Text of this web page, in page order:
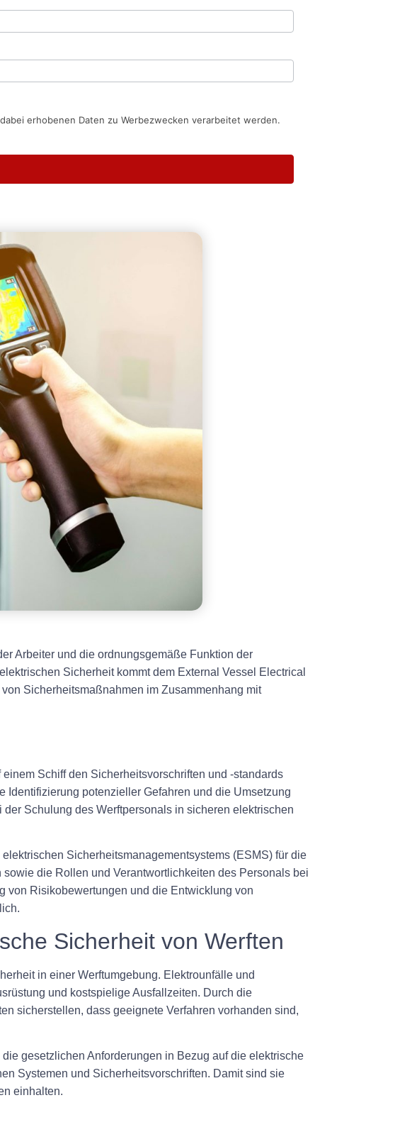
erhobenen Daten zu Werbezwecken verarbeitet werden.
Arbeiter und die ordnungsgemäße Funktion der
Sicherheit kommt dem External Vessel Electrical
Sicherheitsmaßnahmen im Zusammenhang mit
Schiff den Sicherheitsvorschriften und -standards
potenzieller Gefahren und die Umsetzung
Schulung des Werftpersonals in sicheren elektrischen
Sicherheitsmanagementsystems (ESMS) für die
die Rollen und Verantwortlichkeiten des Personals bei
von Risikobewertungen und die Entwicklung von
Sicherheit von Werften
in einer Werftumgebung. Elektrounfälle und
und kostspielige Ausfallzeiten. Durch die
sicherstellen, dass geeignete Verfahren vorhanden sind,
gesetzlichen Anforderungen in Bezug auf die elektrische
Systemen und Sicherheitsvorschriften. Damit sind sie
einhalten.